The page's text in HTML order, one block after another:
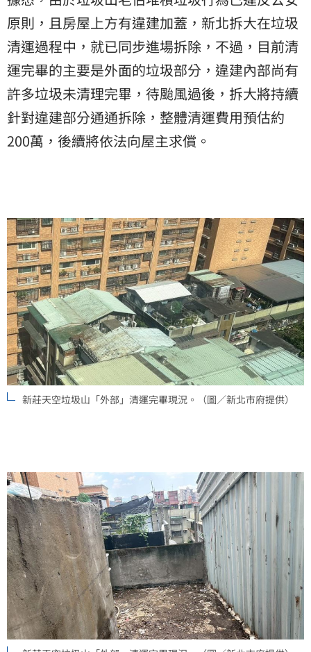
原則，且房屋上方有違建加蓋，新北拆大在垃圾
清運過程中，就已同步進場拆除，不過，目前清
運完畢的主要是外面的垃圾部分，違建內部尚有
許多垃圾未清理完畢，待颱風過後，拆大將持續
針對違建部分通通拆除，整體清運費用預估約
200萬，後續將依法向屋主求償。
新莊天空垃圾山「外部」清運完畢現況。（圖／新北市府提供）